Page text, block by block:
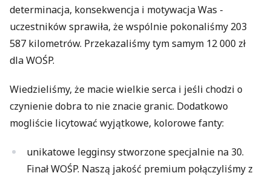
determinacja, konsekwencja i motywacja Was -
uczestników sprawiła, że wspólnie pokonaliśmy 203
587 kilometrów. Przekazaliśmy tym samym 12 000 zł
dla WOŚP.
Wiedzieliśmy, że macie wielkie serca i jeśli chodzi o
czynienie dobra to nie znacie granic. Dodatkowo
mogliście licytować wyjątkowe, kolorowe fanty:
unikatowe legginsy stworzone specjalnie na 30.
Finał WOŚP. Naszą jakość premium połączyliśmy z